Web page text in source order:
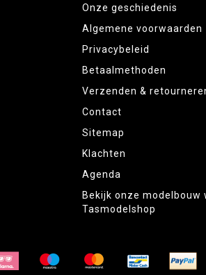
Onze geschiedenis
Algemene voorwaarden
Privacybeleid
Betaalmethoden
Verzenden &
Contact
Sitemap
Klachten
Agenda
Bekijk onze modelbouw
Tasmodelshop